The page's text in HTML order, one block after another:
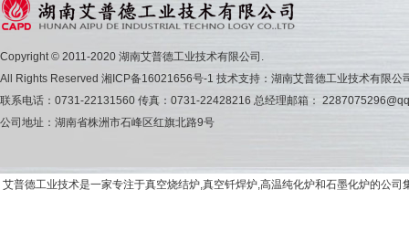
Copyright © 2011-2020 湖南艾普德工业技术有限公司.
All Rights Reserved 湘ICP备16021656号-1 技术支持：湖南艾普德工业技术有限公
联系电话：0731-22131560 传真：0731-22428216 总经理邮箱：
公司地址：湖南省株洲市石峰区红旗北路9号
艾普德工业技术是一家专注于真空烧结炉,真空钎焊炉,高温纯化炉和石墨化炉的公